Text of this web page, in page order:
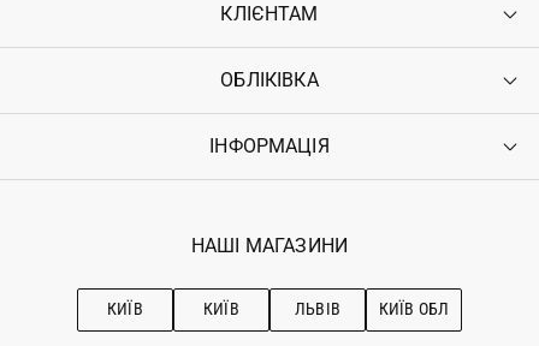
КЛІЄНТАМ
Контакти
Повернення
Гарантія
ОБЛІКІВКА
Увійти
Ostriv Club+
ІНФОРМАЦІЯ
Наші магазини
Рекомендації з догляду
НАШІ МАГАЗИНИ
КИЇВ КИЇВ ЛЬВІВ КИЇВ ОБЛ